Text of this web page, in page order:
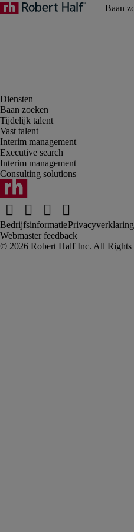
Baan zoeken
Tijdelijk talent
Vast talent
Interim management
Executive search
Interim management
Consulting solutions
BedrijfsinformatiePrivacyverklaring
Webmaster feedback